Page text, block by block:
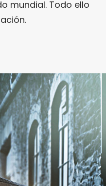
mundial. Todo ello